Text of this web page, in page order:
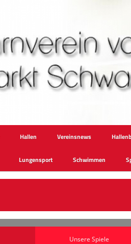
Hallen Vereinsnews
Lungensport Schwimmen
Unsere Spiele